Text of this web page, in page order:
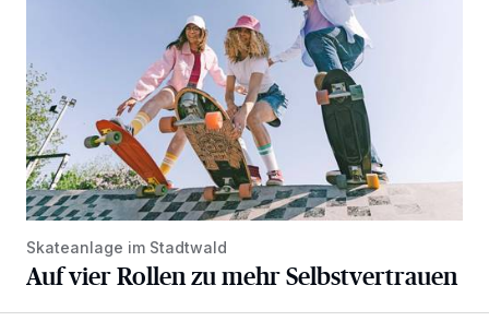
Skateanlage im Stadtwald
Auf vier Rollen zu mehr Selbstvertrauen